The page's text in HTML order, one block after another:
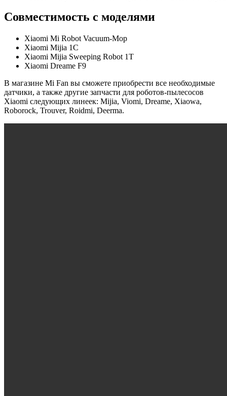
Совместимость с моделями
Xiaomi Mi Robot Vacuum-Mop
Xiaomi Mijia 1C
Xiaomi Mijia Sweeping Robot 1T
Xiaomi Dreame F9
В магазине Mi Fan вы сможете приобрести все необходимые
датчики, а также другие запчасти для роботов-пылесосов
Xiaomi следующих линеек: Mijia, Viomi, Dreame, Xiaowa,
Roborock, Trouver, Roidmi, Deerma.